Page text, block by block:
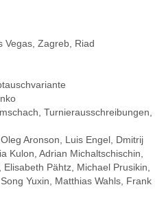
Vegas, Zagreb, Riad
Turnierausschreibungen,
Aronson, Luis Engel, Dmitrij
Kulon, Adrian Michaltschischin,
Pähtz, Michael Prusikin,
Yuxin, Matthias Wahls, Frank